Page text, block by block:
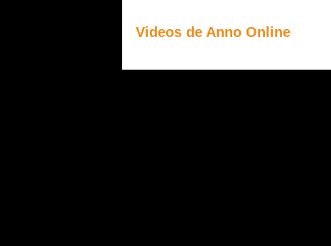
Videos de Anno Online